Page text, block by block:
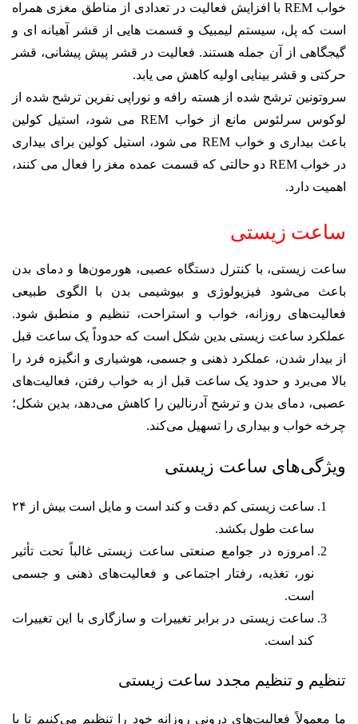
خواب REM با افزایش فعالیت در تعدادی از مناطق مغزی همراه
است که پل، سیستم لیمبیک و قسمت هایی از قشر آهیانه ای و
گیجگاهی از آن جمله هستند. فعالیت در قشر پیش پیشانی، قشر
حرکتی و قشر بینایی اولیه کاهش می یابد.
سروتونین ترشح شده از هسته رافه و نوراپی نفرین ترشح شده از
لوکوس سرلئوس مانع از خواب REM می شود، استیل کولین
باعث
بیداری و خواب REM می شود، استیل کولین برای بیداری
در خواب REM دو حالتی که قسمت عمده مغز را فعال
می کنند،
اهمیت دارد.
ساعت زیستی
ساعت زیستی، با کنترل دستگاه عصبی، هورمون‌ها و دمای بدن
باعث می‌شود فیزیولوژی و بیوشیمی بدن با الگوی طبیعی
فعالیت‌های روزانه، خواب و استراحت، تنظیم و منطبق شود.
عملکرد ساعت زیستی بدین شکل است که حدوداً یک ساعت قبل
از بیدار شدن، عملکرد ذهنی و جسمی، هوشیاری و انگیزه فرد را
بالا می‌برد و حدود یک ساعت قبل از به خواب رفتن، فعالیت‌های
عصبی، دمای بدن و ترشح آدرنالین را کاهش می‌دهد، بدین شکل؛
چرخه خواب و بیداری را تسهیل می‌کند.
ویژگی‌های ساعت زیستی
ساعت زیستی کم دقت و کند است و مایل است بیش از ۲۴
ساعت طول بکشد.
امروزه در جوامع صنعتی ساعت زیستی غالباً تحت تأثیر
نور، تغذیه، رفتار اجتماعی و فعالیت‌های ذهنی و جسمی
است.
ساعت زیستی در برابر تغییرات و سازگاری با این تغییرات
کند است.
تنظیم و تنظیم مجدد ساعت زیستی
ما معمولاً فعالیت‌های درونی روزانه خود را تنظیم می‌کنیم تا با